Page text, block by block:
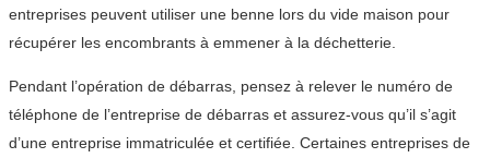
entreprises peuvent utiliser une benne lors du vide maison pour
récupérer les encombrants à emmener à la déchetterie.
Pendant l’opération de débarras, pensez à relever le numéro de
téléphone de l’entreprise de débarras et assurez-vous qu’il s’agit
d’une entreprise immatriculée et certifiée. Certaines entreprises de